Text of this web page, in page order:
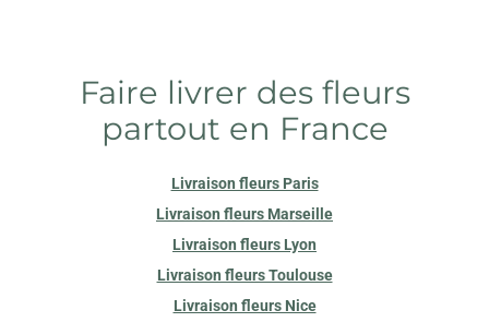
Faire livrer des fleurs
partout en France
Livraison fleurs Paris
Livraison fleurs Marseille
Livraison fleurs Lyon
Livraison fleurs Toulouse
Livraison fleurs Nice